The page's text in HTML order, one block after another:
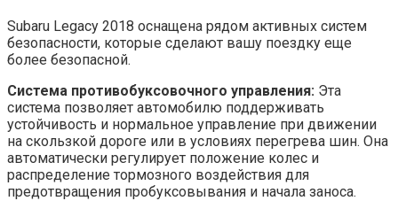
Subaru Legacy 2018 оснащена рядом активных систем
безопасности, которые сделают вашу поездку еще
более безопасной.
Система противобуксовочного управления: Эта
система позволяет автомобилю поддерживать
устойчивость и нормальное управление при движении
на скользкой дороге или в условиях перегрева шин. Она
автоматически регулирует положение колес и
распределение тормозного воздействия для
предотвращения пробуксовывания и начала заноса.